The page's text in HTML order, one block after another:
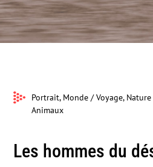
Seppia, Les Films diu
Portrait, Monde / Voyage,
Animaux
Les hommes du